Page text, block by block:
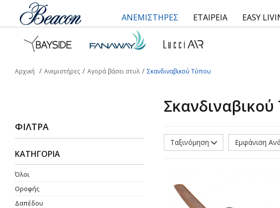
ΑΝΕΜΙΣΤΗΡΕΣ ΕΤΑΙΡΕΙΑ EASY
Αρχική Ανεμιστήρες Αγορά βάσει στυλ Σκανδιναβικού Τύπου
ΦΊΛΤΡΑ
ΚΑΤΗΓΟΡΙΑ
Όλοι
Οροφής
Δαπέδου
Ταξινόμηση Εμφάνιση